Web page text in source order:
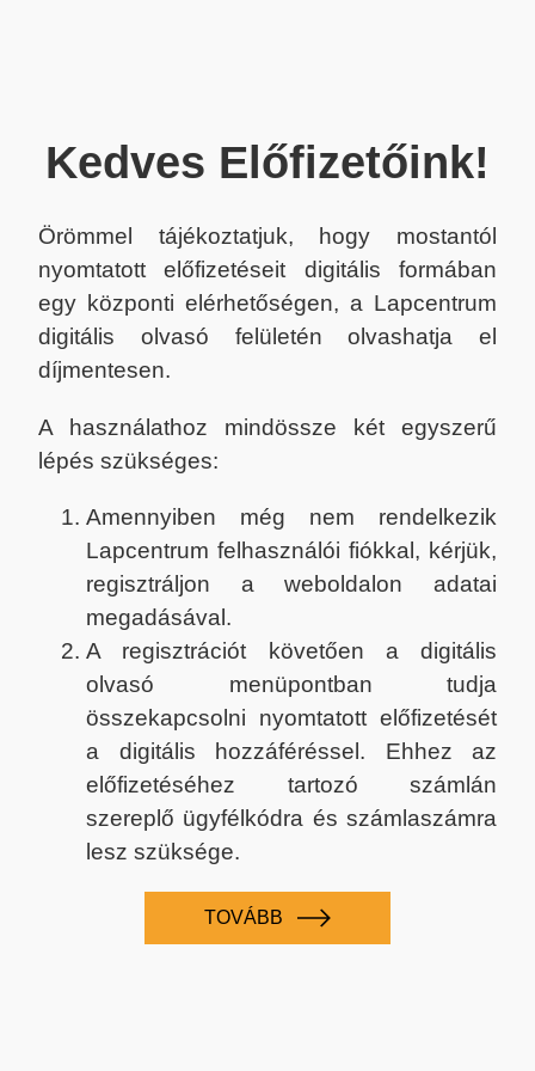
Kedves Előfizetőink!
Örömmel tájékoztatjuk, hogy mostantól
nyomtatott előfizetéseit digitális formában
egy központi elérhetőségen, a Lapcentrum
digitális olvasó felületén olvashatja el
díjmentesen.
A használathoz mindössze két egyszerű
lépés szükséges:
Amennyiben még nem rendelkezik
Lapcentrum felhasználói fiókkal, kérjük,
regisztráljon a weboldalon adatai
megadásával.
A regisztrációt követően a digitális
olvasó menüpontban tudja
összekapcsolni nyomtatott előfizetését
a digitális hozzáféréssel. Ehhez az
előfizetéséhez tartozó számlán
szereplő ügyfélkódra és számlaszámra
lesz szüksége.
TOVÁBB